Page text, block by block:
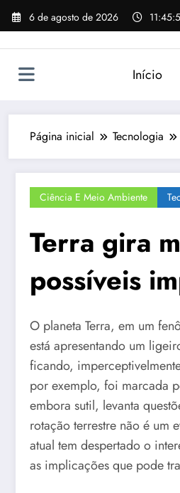
Pular
para
6 de agosto de 2026
Início
Página inicial Tecnologia
Ciência E Meio Ambiente
Terra gira
possíveis
O planeta Terra, em um
está apresentando um
ficando,
por exemplo, foi marcada
embora sutil, levanta
rotação terrestre não é um
atual tem despertado o
as implicações que pode